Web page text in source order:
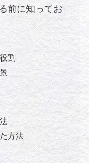
前に知ってお
割
方法